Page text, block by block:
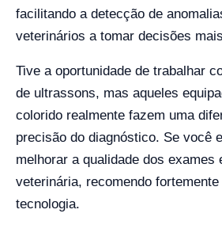
facilitando a detecção de
veterinários a tomar decisões
Tive a oportunidade de trabalhar
de ultrassons, mas aqueles
colorido realmente fazem uma
precisão do diagnóstico. Se você
melhorar a qualidade dos exames
veterinária, recomendo
tecnologia.